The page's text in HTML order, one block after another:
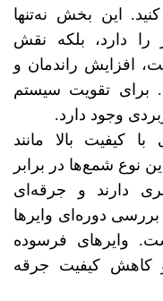
این بخش نه‌تنها
را دارد، بلکه نقش
افزایش راندمان و
برای تقویت سیستم
وجود دارد.
کیفیت بالا مانند
نوع شمع‌ها در برابر
دارند و جرقه‌ای
بررسی دوره‌ای وایرها
وایرهای فرسوده
و کاهش کیفیت جرقه